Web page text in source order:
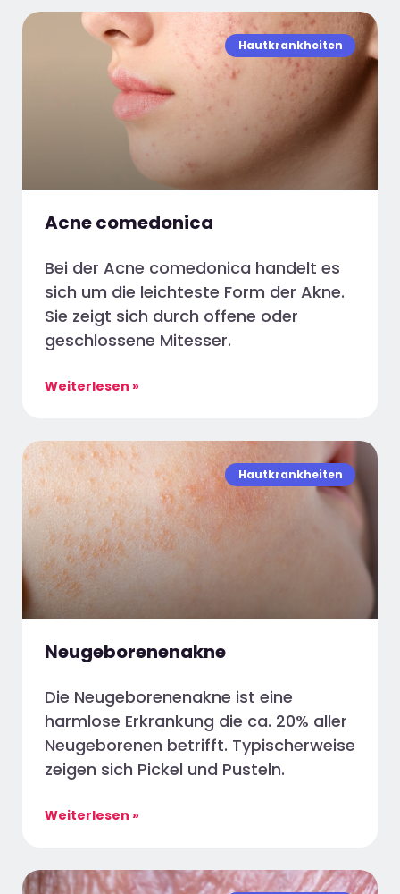
Hautkrankheiten
Acne comedonica
Bei der Acne comedonica handelt es
sich um die leichteste Form der Akne.
Sie zeigt sich durch offene oder
geschlossene Mitesser.
Weiterlesen »
Hautkrankheiten
Neugeborenenakne
Die Neugeborenenakne ist eine
harmlose Erkrankung die ca. 20% aller
Neugeborenen betrifft. Typischerweise
zeigen sich Pickel und Pusteln.
Weiterlesen »